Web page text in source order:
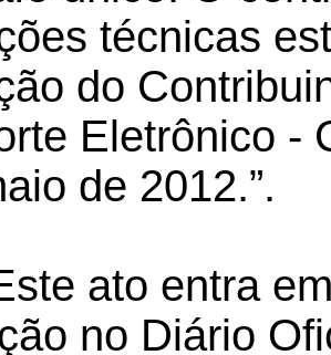
técnicas
do
Eletrônico -
de 2012.”.
ato entra
no Diário